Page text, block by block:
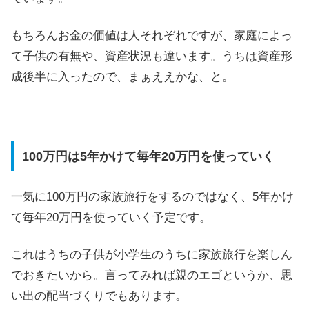
もちろんお金の価値は人それぞれですが、家庭によっ
て子供の有無や、資産状況も違います。うちは資産形
成後半に入ったので、まぁええかな、と。
100万円は5年かけて毎年20万円を使っていく
一気に100万円の家族旅行をするのではなく、5年かけ
て毎年20万円を使っていく予定です。
これはうちの子供が小学生のうちに家族旅行を楽しん
でおきたいから。言ってみれば親のエゴというか、思
い出の配当づくりでもあります。